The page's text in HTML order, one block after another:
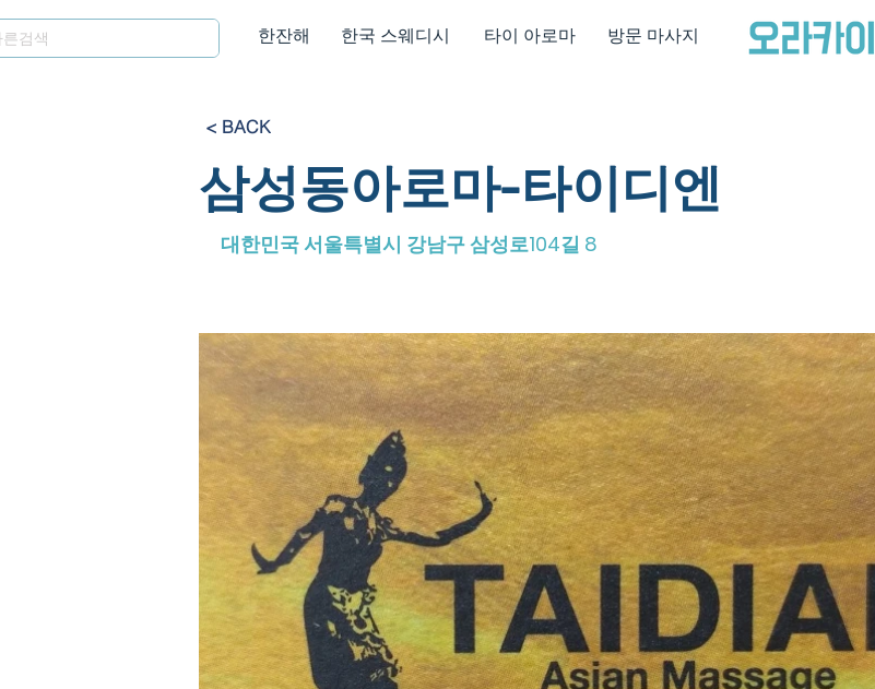
한국 스웨디시
한잔해 타이 아로마 방문 마사지
< BACK
삼성동아로마-타이디엔
대한민국 서울특별시 강남구 삼성로104길 8